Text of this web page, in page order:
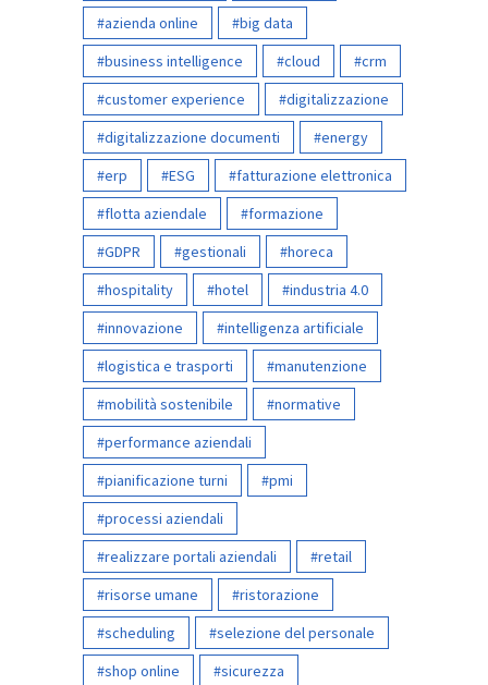
azienda online
big data
business intelligence
cloud
crm
customer experience
digitalizzazione
digitalizzazione documenti
energy
erp
ESG
fatturazione elettronica
flotta aziendale
formazione
GDPR
gestionali
horeca
hospitality
hotel
industria 4.0
innovazione
intelligenza artificiale
logistica e trasporti
manutenzione
mobilità sostenibile
normative
performance aziendali
pianificazione turni
pmi
processi aziendali
realizzare portali aziendali
retail
risorse umane
ristorazione
scheduling
selezione del personale
shop online
sicurezza